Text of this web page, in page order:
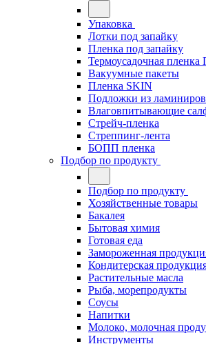
Упаковка
Лотки под запайку
Пленка под запайку
Термоусадочная
Вакуумные пакеты
Пленка SKIN
Подложки из
Влаговпитывающие
Стрейч-пленка
Стреппинг-лента
БОПП пленка
Подбор по продукту
Подбор по продукту
Хозяйственные товары
Бакалея
Бытовая химия
Готовая еда
Замороженная
Кондитерская
Растительные масла
Рыба, морепродукты
Соусы
Напитки
Молоко, молочная
Инструменты